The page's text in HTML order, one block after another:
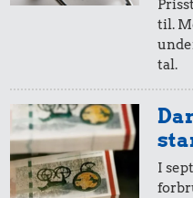
til.
tal.
I